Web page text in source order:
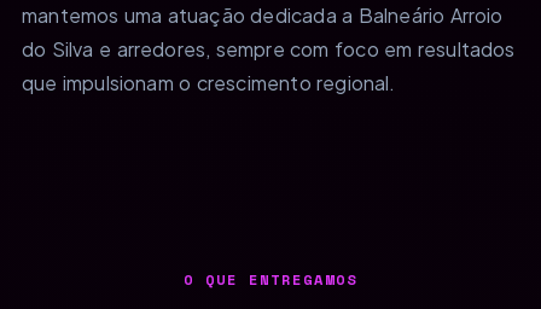
mantemos uma atuação dedicada a Balneário Arroio
do Silva e arredores, sempre com foco em resultados
que impulsionam o crescimento regional.
O QUE ENTREGAMOS